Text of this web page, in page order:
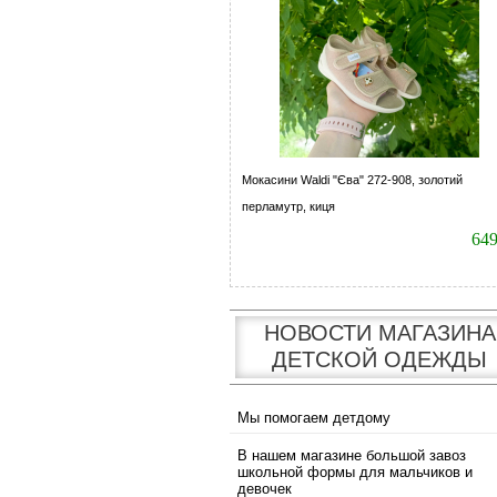
Мокасини Waldi "Єва" 272-908, золотий
перламутр, киця
НОВОСТИ МАГАЗИНА
ДЕТСКОЙ ОДЕЖДЫ
Мы помогаем детдому
В нашем магазине большой завоз
школьной формы для мальчиков и
девочек